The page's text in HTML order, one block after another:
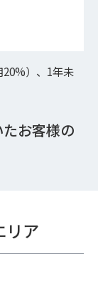
）、1年未
お客様の
リア